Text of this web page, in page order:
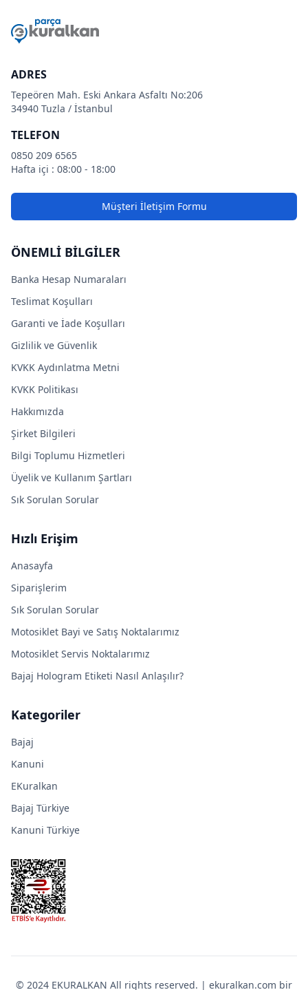
ADRES
Tepeören Mah. Eski Ankara Asfaltı No:206
34940 Tuzla / İstanbul
TELEFON
0850 209 6565
Hafta içi : 08:00 - 18:00
Müşteri İletişim Formu
ÖNEMLİ BİLGİLER
Banka Hesap Numaraları
Teslimat Koşulları
Garanti ve İade Koşulları
Gizlilik ve Güvenlik
KVKK Aydınlatma Metni
KVKK Politikası
Hakkımızda
Şirket Bilgileri
Bilgi Toplumu Hizmetleri
Üyelik ve Kullanım Şartları
Sık Sorulan Sorular
Hızlı Erişim
Anasayfa
Siparişlerim
Sık Sorulan Sorular
Motosiklet Bayi ve Satış Noktalarımız
Motosiklet Servis Noktalarımız
Bajaj Hologram Etiketi Nasıl Anlaşılır?
Kategoriler
Bajaj
Kanuni
EKuralkan
Bajaj Türkiye
Kanuni Türkiye
© 2024 EKURALKAN All rights reserved. | ekuralkan.com bir